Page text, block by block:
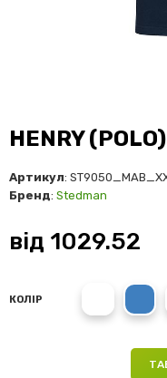
HENRY (POLO)
Артикул:
Бренд: Stedman
від 1029.52
КОЛІР
True